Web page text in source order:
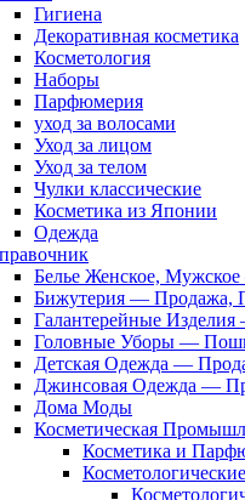
Гигиена
Декоративная косметика
Косметология
Наборы
Парфюмерия
уход за волосами
Уход за лицом
Уход за телом
Чулки классические
Косметика из Японии
Одежда
Белье Женское,
Бижутерия — Продажа,
Галантерейные
Головные Уборы —
Детская Одежда —
Джинсовая Одежда —
Дома Моды
Косметическая
Косметика и